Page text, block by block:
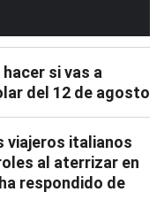
si vas a
del 12 de agosto
viajeros italianos
al aterrizar en
respondido de